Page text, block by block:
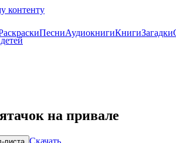
контенту
ПесниАудиокнигиКнигиЗагадки
на привале
Скачать